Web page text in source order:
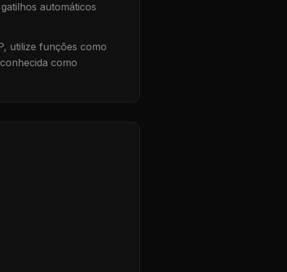
automáticos
utilize funções como
como